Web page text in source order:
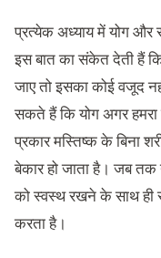
प्रत्येक अध्याय में योग और
इस बात का संकेत देती हैं
जाए तो इसका कोई वजूद
सकते हैं कि योग अगर हमरा
प्रकार मस्तिष्क के बिना
बेकार हो जाता है। जब तक
को स्वस्थ रखने के साथ ही
करता है।